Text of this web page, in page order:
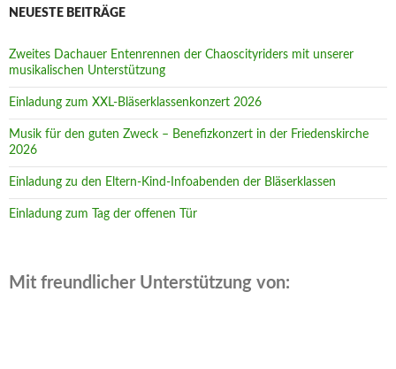
NEUESTE BEITRÄGE
Zweites Dachauer Entenrennen der Chaoscityriders mit unserer
musikalischen Unterstützung
Einladung zum XXL-Bläserklassenkonzert 2026
Musik für den guten Zweck – Benefizkonzert in der Friedenskirche
2026
Einladung zu den Eltern-Kind-Infoabenden der Bläserklassen
Einladung zum Tag der offenen Tür
Mit freundlicher Unterstützung von: